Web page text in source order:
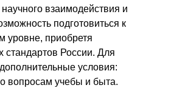
взаимодействия и
подготовиться к
уровне, приобретя
стандартов России. Для
условия:
вопросам учебы и быта.